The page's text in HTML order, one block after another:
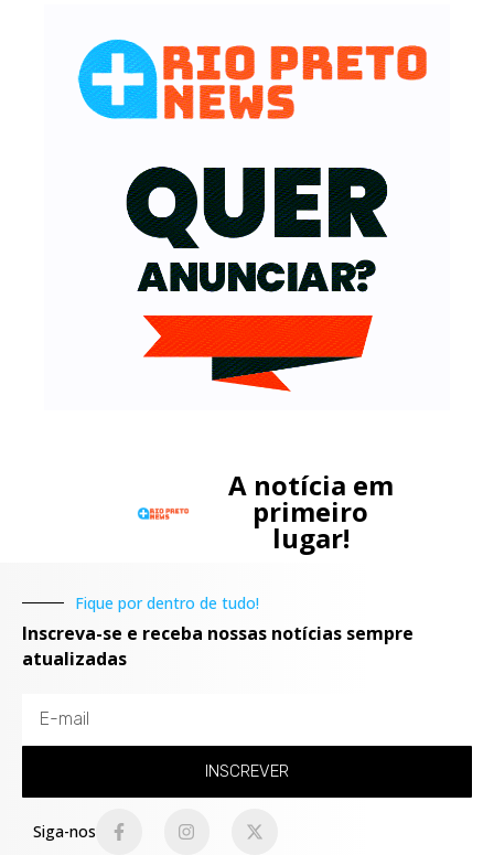
A notícia em
primeiro
lugar!
Fique por dentro de tudo!
Inscreva-se e receba nossas notícias sempre
atualizadas
INSCREVER
Siga-nos